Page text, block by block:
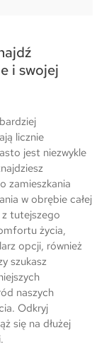
i swojej
licznie
jest niezwykle
zamieszkania
w obrębie całej
z tutejszego
życia,
opcji, również
szukasz
naszych
Odkryj
się na dłużej